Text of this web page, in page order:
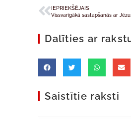
IEPRIEKŠĒJAIS
Vissvarīgākā sastapšanās ar
Dalīties ar
Saistītie raksti